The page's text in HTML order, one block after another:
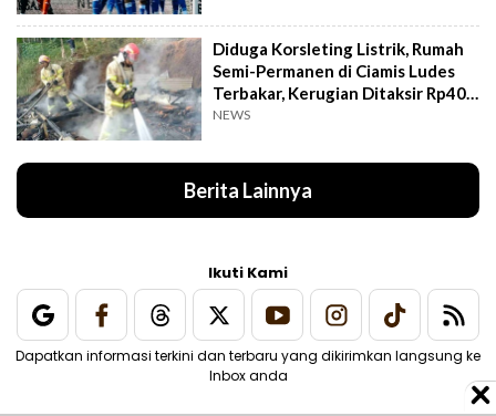
Diduga Korsleting Listrik, Rumah
Semi-Permanen di Ciamis Ludes
Terbakar, Kerugian Ditaksir Rp40
Juta
NEWS
Berita Lainnya
Ikuti Kami
Dapatkan informasi terkini dan terbaru yang dikirimkan langsung ke
Inbox anda